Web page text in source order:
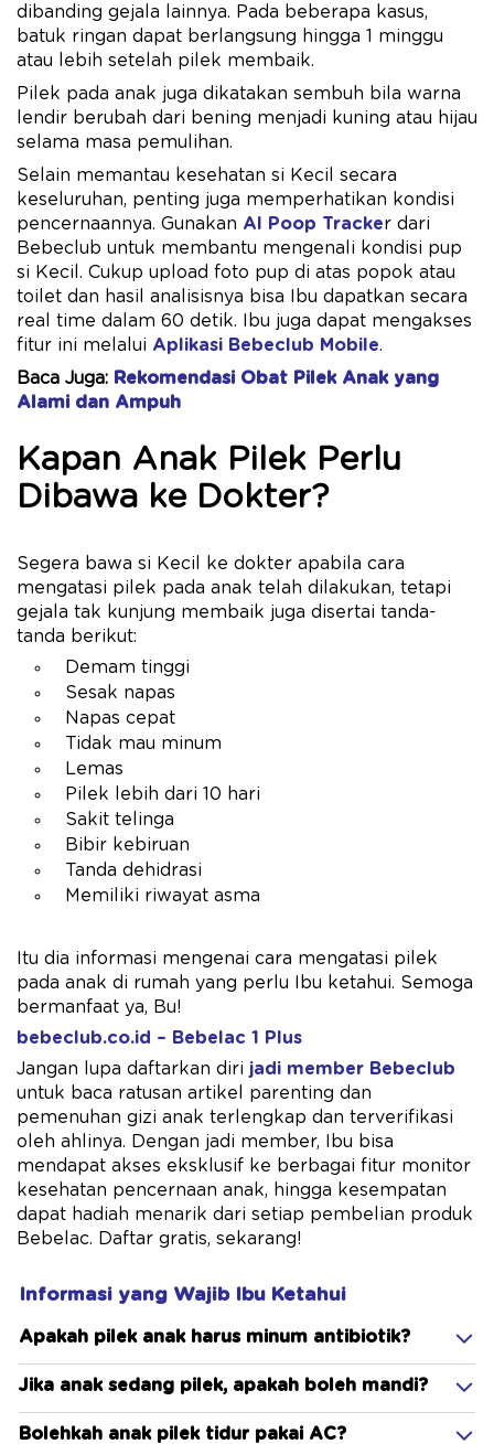
dibanding gejala lainnya. Pada beberapa kasus,
batuk ringan dapat berlangsung hingga 1 minggu
atau lebih setelah pilek membaik.
Pilek pada anak juga dikatakan sembuh bila warna
lendir berubah dari bening menjadi kuning atau hijau
selama masa pemulihan.
Selain memantau kesehatan si Kecil secara
keseluruhan, penting juga memperhatikan kondisi
pencernaannya. Gunakan AI Poop Tracker dari
Bebeclub untuk membantu mengenali kondisi pup
si Kecil. Cukup upload foto pup di atas popok atau
toilet dan hasil analisisnya bisa Ibu dapatkan secara
real time dalam 60 detik. Ibu juga dapat mengakses
fitur ini melalui Aplikasi Bebeclub Mobile.
Baca Juga: Rekomendasi Obat Pilek Anak yang
Alami dan Ampuh
Kapan Anak Pilek Perlu
Dibawa ke Dokter?
Segera bawa si Kecil ke dokter apabila cara
mengatasi pilek pada anak telah dilakukan, tetapi
gejala tak kunjung membaik juga disertai tanda-
tanda berikut:
Demam tinggi
Sesak napas
Napas cepat
Tidak mau minum
Lemas
Pilek lebih dari 10 hari
Sakit telinga
Bibir kebiruan
Tanda dehidrasi
Memiliki riwayat asma
Itu dia informasi mengenai cara mengatasi pilek
pada anak di rumah yang perlu Ibu ketahui. Semoga
bermanfaat ya, Bu!
bebeclub.co.id – Bebelac 1 Plus
Jangan lupa daftarkan diri jadi member Bebeclub
untuk baca ratusan artikel parenting dan
pemenuhan gizi anak terlengkap dan terverifikasi
oleh ahlinya. Dengan jadi member, Ibu bisa
mendapat akses eksklusif ke berbagai fitur monitor
kesehatan pencernaan anak, hingga kesempatan
dapat hadiah menarik dari setiap pembelian produk
Bebelac. Daftar gratis, sekarang!
Informasi yang Wajib Ibu Ketahui
Apakah pilek anak harus minum antibiotik?
Jika anak sedang pilek, apakah boleh mandi?
Bolehkah anak pilek tidur pakai AC?